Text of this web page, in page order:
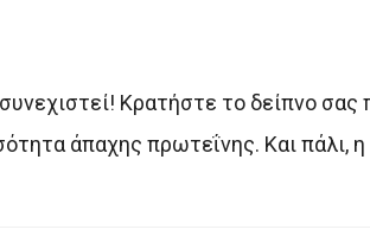
Κρατήστε το δείπνο σας
άπαχης πρωτεΐνης. Και πάλι,